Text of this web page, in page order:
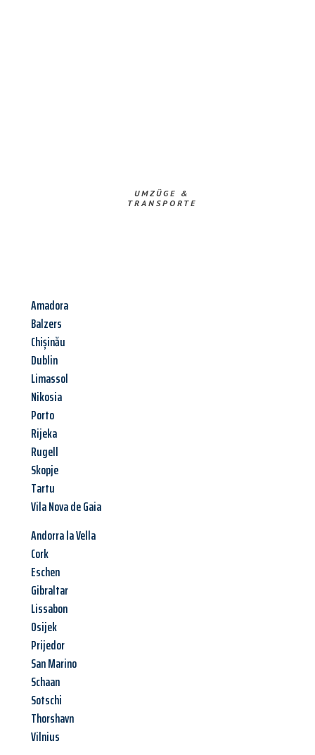
UMZÜGE &
TRANSPORTE
Amadora
Balzers
Chișinău
Dublin
Limassol
Nikosia
Porto
Rijeka
Rugell
Skopje
Tartu
Vila Nova de Gaia
Andorra la Vella
Cork
Eschen
Gibraltar
Lissabon
Osijek
Prijedor
San Marino
Schaan
Sotschi
Thorshavn
Vilnius